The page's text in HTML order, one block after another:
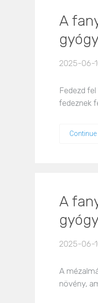
A
2025-06-
Fedezd
fedeznek
A
2025-06-
A
növény,